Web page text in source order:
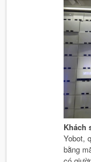
Khách
Yobot,
bằng